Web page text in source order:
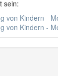
sein:
von Kindern -
von Kindern -